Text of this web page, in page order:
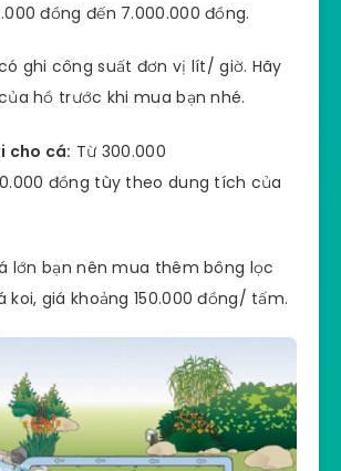
đồng đến 7.000.000 đồng.
ghi công suất đơn vị lít/ giờ. Hãy
hồ trước khi mua bạn nhé.
cho cá: Từ 300.000
đồng tùy theo dung tích của
lớn bạn nên mua thêm bông lọc
koi, giá khoảng 150.000 đồng/ tấm.